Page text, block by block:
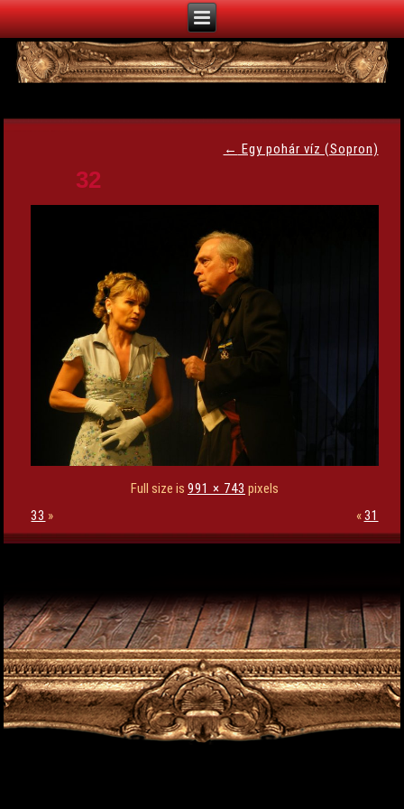
← Egy pohár víz (Sopron)
32
Full size is 991 × 743 pixels
33 » «31